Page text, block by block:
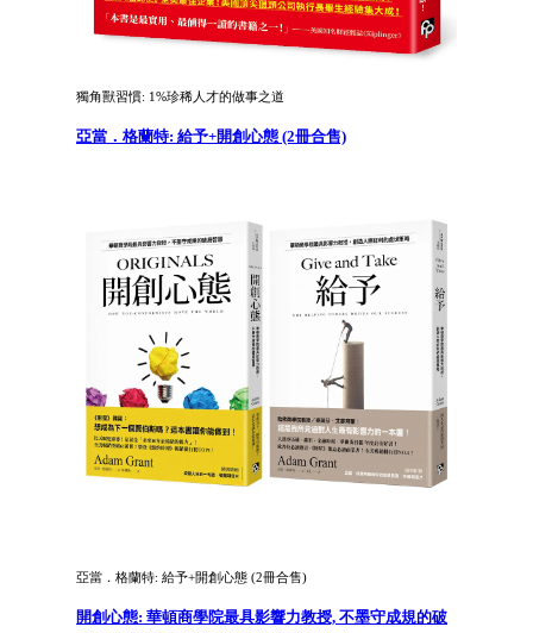
獨角獸習慣: 1%珍稀人才的做事之道
亞當．格蘭特: 給予+開創心態 (2冊合售)
亞當．格蘭特: 給予+開創心態 (2冊合售)
開創心態: 華頓商學院最具影響力教授, 不墨守成規的破